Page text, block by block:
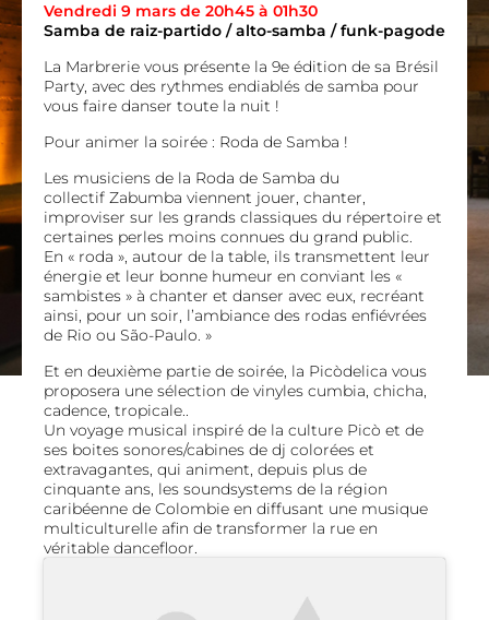
Vendredi 9 mars de 20h45 à 01h30
Samba de raiz-partido / alto-samba / funk-pagode
La Marbrerie vous présente la 9e édition de sa Brésil
Party, avec des rythmes endiablés de samba pour
vous faire danser toute la nuit !
Pour animer la soirée : Roda de Samba !
Les musiciens de la Roda de Samba du
collectif Zabumba viennent jouer, chanter,
improviser sur les grands classiques du répertoire et
certaines perles moins connues du grand public.
En « roda », autour de la table, ils transmettent leur
énergie et leur bonne humeur en conviant les «
sambistes » à chanter et danser avec eux, recréant
ainsi, pour un soir, l’ambiance des rodas enfiévrées
de Rio ou São-Paulo. »
Et en deuxième partie de soirée, la Picòdelica vous
proposera une sélection de vinyles cumbia, chicha,
cadence, tropicale..
Un voyage musical inspiré de la culture Picò et de
ses boites sonores/cabines de dj colorées et
extravagantes, qui animent, depuis plus de
cinquante ans, les soundsystems de la région
caribéenne de Colombie en diffusant une musique
multiculturelle afin de transformer la rue en
véritable dancefloor.